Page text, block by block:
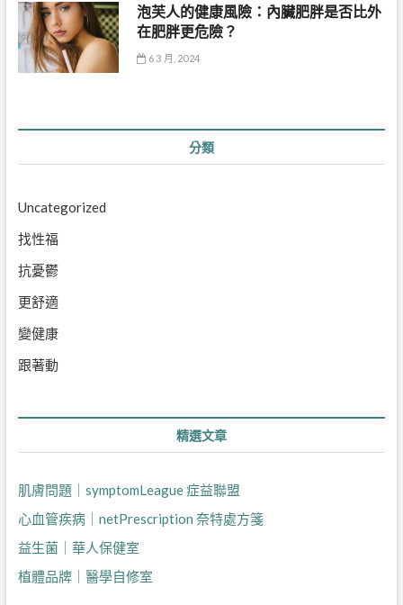
泡芙人的健康風險：內臟肥胖是否比外
在肥胖更危險？
6 3 月, 2024
分類
Uncategorized
找性福
抗憂鬱
更舒適
變健康
跟著動
精選文章
肌膚問題｜symptomLeague 症益聯盟
心血管疾病｜netPrescription 奈特處方箋
益生菌｜華人保健室
植體品牌｜醫學自修室